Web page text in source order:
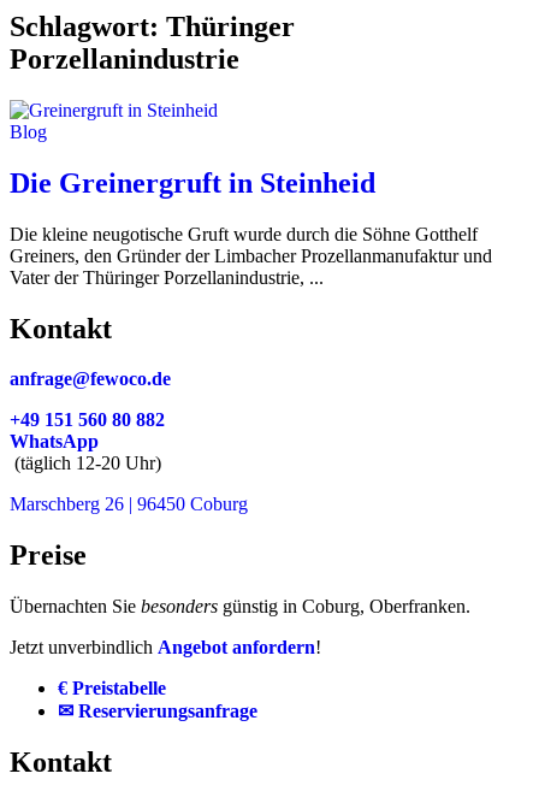
Schlagwort: Thüringer
Porzellanindustrie
Blog
Die Greinergruft in Steinheid
Die kleine neugotische Gruft wurde durch die Söhne Gotthelf
Greiners, den Gründer der Limbacher Prozellanmanufaktur und
Vater der Thüringer Porzellanindustrie, ...
Kontakt
anfrage@fewoco.de
+49 151 560 80 882
WhatsApp
(täglich 12-20 Uhr)
Marschberg 26 | 96450 Coburg
Preise
Übernachten Sie besonders günstig in Coburg, Oberfranken.
Jetzt unverbindlich Angebot anfordern!
€ Preistabelle
✉ Reservierungsanfrage
Kontakt